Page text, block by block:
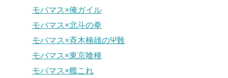
モバマス×俺ガイル
モバマス×北斗の拳
モバマス×斉木楠雄のΨ難
モバマス×東京喰種
モバマス×艦これ